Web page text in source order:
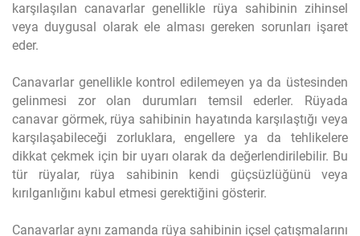
karşılaşılan canavarlar genellikle rüya sahibinin zihinsel
veya duygusal olarak ele alması gereken sorunları işaret
eder.
Canavarlar genellikle kontrol edilemeyen ya da üstesinden
gelinmesi zor olan durumları temsil ederler. Rüyada
canavar görmek, rüya sahibinin hayatında karşılaştığı veya
karşılaşabileceği zorluklara, engellere ya da tehlikelere
dikkat çekmek için bir uyarı olarak da değerlendirilebilir. Bu
tür rüyalar, rüya sahibinin kendi güçsüzlüğünü veya
kırılganlığını kabul etmesi gerektiğini gösterir.
Canavarlar aynı zamanda rüya sahibinin içsel çatışmalarını